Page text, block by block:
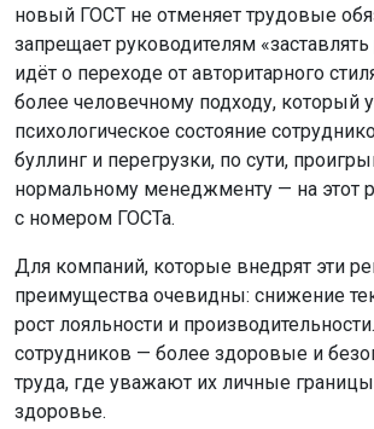
новый ГОСТ не отменяет трудовые
запрещает руководителям «заставлять
идёт о переходе от авторитарного
более человечному подходу, который
психологическое состояние
буллинг и перегрузки, по сути,
нормальному менеджменту — на этот
с номером ГОСТа.
Для компаний, которые внедрят эти
преимущества очевидны: снижение
рост лояльности и
сотрудников — более здоровые и
труда, где уважают их личные
здоровье.